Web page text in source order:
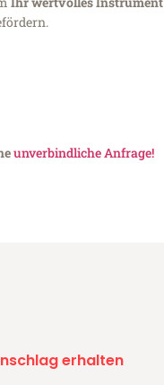
unverbindliche Anfrage!
erhalten